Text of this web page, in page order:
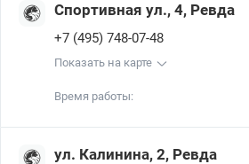
Спортивная ул., 4, Ревда
+7 (495) 748-07-48
Показать на карте
Время работы:
ул. Калинина, 2, Ревда